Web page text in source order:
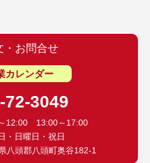
・お問合せ
カレンダー
72-3049
12:00 13:00～17:00
日曜日・祝日
八頭郡八頭町奥谷182-1